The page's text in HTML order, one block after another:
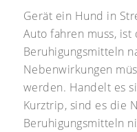
Gerät ein Hund in
Auto fahren muss, ist
Beruhigungsmitteln
Nebenwirkungen
werden. Handelt es
Kurztrip, sind es die
Beruhigungsmitteln